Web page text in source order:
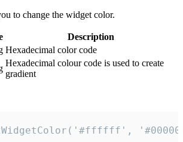
to change the widget color.
Description
Hexadecimal color code
Hexadecimal colour code is used to create
gradient